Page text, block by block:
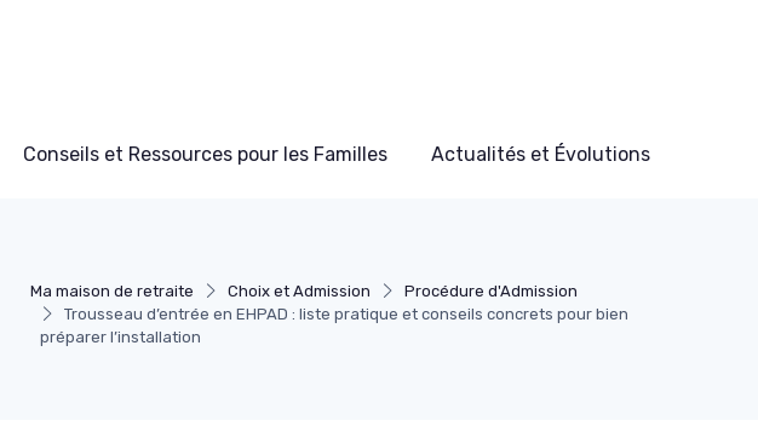
Conseils et Ressources pour les Familles Actualités et Évolutions
Ma maison de retraite Choix et Admission
Procédure d'Admission
Trousseau d’entrée en EHPAD : liste pratique et conseils concrets pour bien
préparer l’installation